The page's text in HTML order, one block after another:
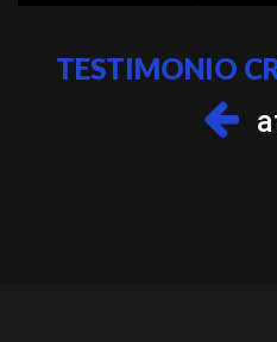
TESTIMONIO